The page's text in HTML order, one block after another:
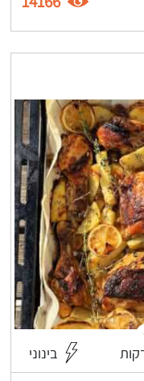
בינוני